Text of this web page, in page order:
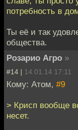
потребность в
Ты её и так
общества.
Розарио Агро »
#14 | 14.01.14 17:11
Кому: Атом, #9
> Крисп вообще
несет.